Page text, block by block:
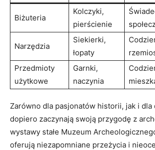
Biżuteria
Kolczyki,
‍pierścienie
Narzędzia
Siekierki,
łopaty
Przedmioty
użytkowe
Garnki,
naczynia
Zarówno ‌dla pasjonatów historii, jak i dla
dopiero zaczynają swoją przygodę z
wystawy stałe Muzeum
oferują niezapomniane przeżycia i⁣